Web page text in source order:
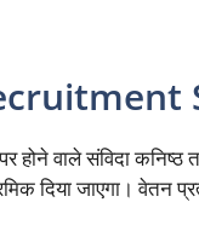
होने वाले संविदा
दिया जाएगा। वेतन